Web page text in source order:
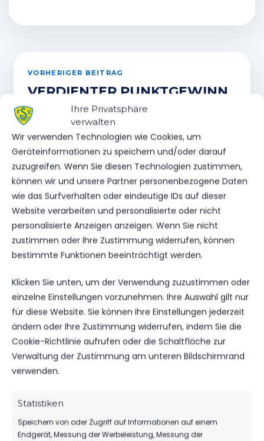
Ihre Privatsphäre
verwalten
Wir verwenden Technologien wie Cookies, um
Geräteinformationen zu speichern und/oder darauf
zuzugreifen. Wenn Sie diesen Technologien zustimmen,
können wir und unsere Partner personenbezogene Daten
wie das Surfverhalten oder eindeutige IDs auf dieser
Website verarbeiten und personalisierte oder nicht
personalisierte Anzeigen anzeigen. Wenn Sie nicht
zustimmen oder Ihre Zustimmung widerrufen, können
bestimmte Funktionen beeinträchtigt werden.
Klicken Sie unten, um der Verwendung zuzustimmen oder
einzelne Einstellungen vorzunehmen. Ihre Auswahl gilt nur
für diese Website. Sie können Ihre Einstellungen jederzeit
ändern oder Ihre Zustimmung widerrufen, indem Sie die
Cookie-Richtlinie aufrufen oder die Schaltfläche zur
Verwaltung der Zustimmung am unteren Bildschirmrand
verwenden.
Statistiken
Speichern von oder Zugriff auf Informationen auf einem
Endgerät, Messung der Werbeleistung, Messung der
VORHERIGER BEITRAG
VERDIENTER PUNKTGEWINN
BEIM TABELLENFÜHRER
NÄCHSTER BEITRAG
TIM KOHNERT LEITET DAS
BRANDENBURG-DERBY
WEITERE MELDUNGEN
DAS KÖNNTE DICH
AUCH INTERESSIEREN.
MBS VERLÄNGERT SEIN SPONSORING
06. Aug. 2026